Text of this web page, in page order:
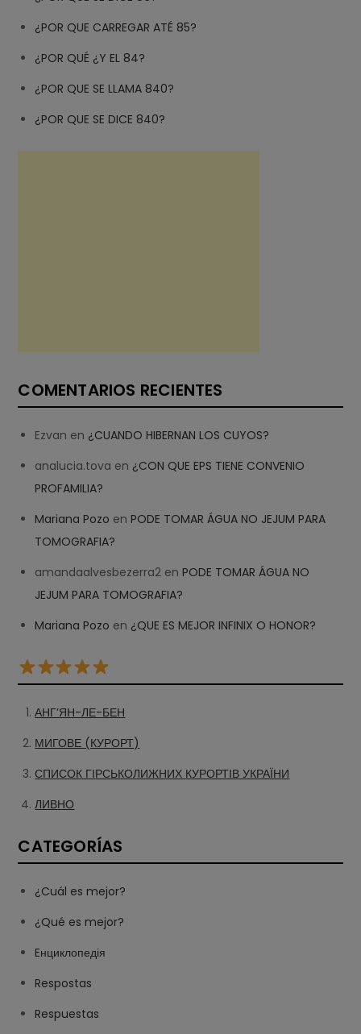
¿POR QUE CARREGAR ATÉ 85?
¿POR QUÉ ¿Y EL 84?
¿POR QUE SE LLAMA 840?
¿POR QUE SE DICE 840?
COMENTARIOS RECIENTES
Ezvan en ¿CUANDO HIBERNAN LOS CUYOS?
analucia.tova en ¿CON QUE EPS TIENE CONVENIO
PROFAMILIA?
Mariana Pozo enPODE TOMAR ÁGUA NO JEJUM PARA
TOMOGRAFIA?
amandaalvesbezerra2 enPODE TOMAR ÁGUA NO
JEJUM PARA TOMOGRAFIA?
Mariana Pozo en ¿QUE ES MEJOR INFINIX O HONOR?
АНГ’ЯН-ЛЕ-БЕН
МИГОВЕ (КУРОРТ)
СПИСОК ГІРСЬКОЛИЖНИХ КУРОРТІВ УКРАЇНИ
ЛИВНО
CATEGORÍAS
¿Cuál es mejor?
¿Qué es mejor?
Eнциклопедія
Respostas
Respuestas